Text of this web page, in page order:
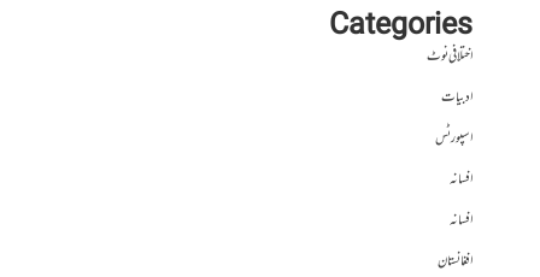
Categories
اختلافی نوٹ
ادبیات
اسپورٹس
افسانہ
افسانہ
افغانستان